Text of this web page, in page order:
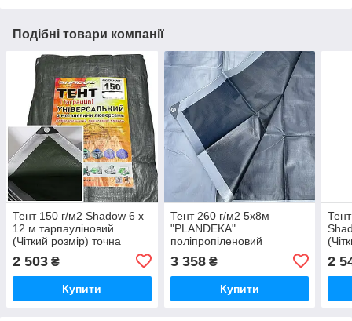
Подібні товари компанії
Тент 150 г/м2 Shadow 6 х
12 м тарпауліновий
(Чіткий розмір) точна
щільність тентів від вітру
2 503 ₴
Купити
Тент 260 г/м2 5х8м
"PLANDEKA"
поліпропіленовий
3 358₴
Купити
2